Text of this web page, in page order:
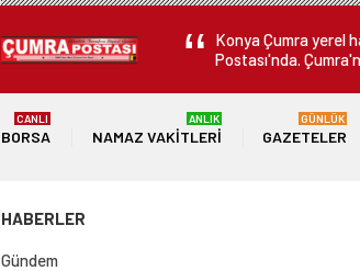
Konya Çumra yerel
Postası'nda.
BORSA
CANLI
NAMAZ VAKITLERI
ANLIK
GAZETELER
GÜNLÜK
HABERLER
Gündem